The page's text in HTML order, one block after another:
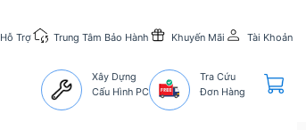
Hỗ Trợ Trung Tâm Bảo Hành Khuyến Mãi Tài Khoản
Xây Dựng
Cấu Hình PC
Tra Cứu
Đơn Hàng